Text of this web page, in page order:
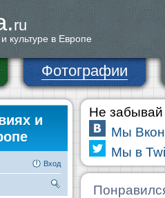
ru
культуре в Европе
Фотографии
и
Вход
Не забывай
Мы
Мы в